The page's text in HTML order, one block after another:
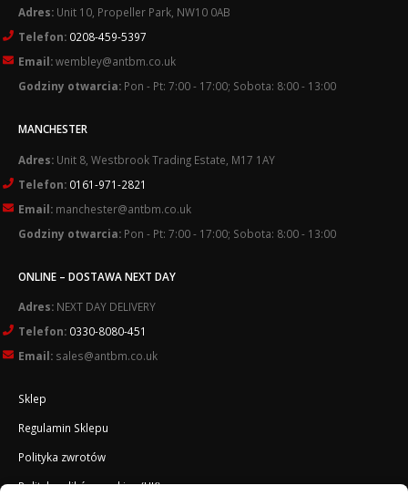
Adres: Unit 10, Propeller Park, NW10 0AB
Telefon: 0208-459-5397
Email:wembley@antbm.co.uk
Godziny otwarcia: Pon - Pt: 7:00 - 17:00; Sobota: 8:00 - 13:00
MANCHESTER
Adres: Unit 8, Westbrook Trading Estate, M17 1AY
Telefon: 0161-971-2821
Email: manchester@antbm.co.uk
Godziny otwarcia: Pon - Pt: 7:00 - 17:00; Sobota: 8:00 - 13:00
ONLINE – DOSTAWA NEXT DAY
Adres: NEXT DAY DELIVERY
Telefon: 0330-8080-451
Email: sales@antbm.co.uk
Sklep
Regulamin Sklepu
Polityka zwrotów
Polityka plików cookies (UK)